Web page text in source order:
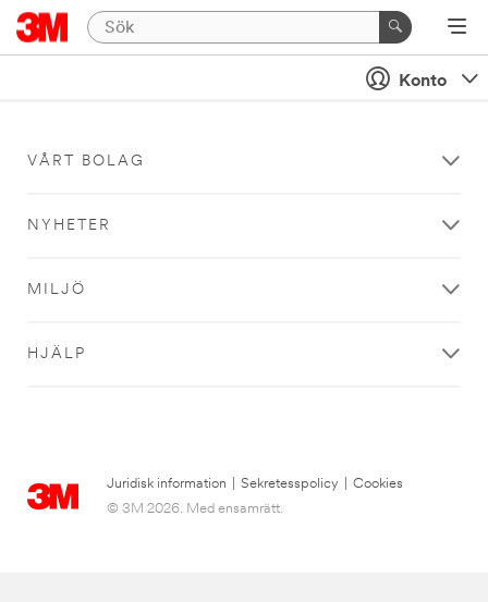
Konto
VÅRT BOLAG
NYHETER
MILJÖ
HJÄLP
Juridisk information Sekretesspolicy
Cookies
© 3M 2026. Med ensamrätt.